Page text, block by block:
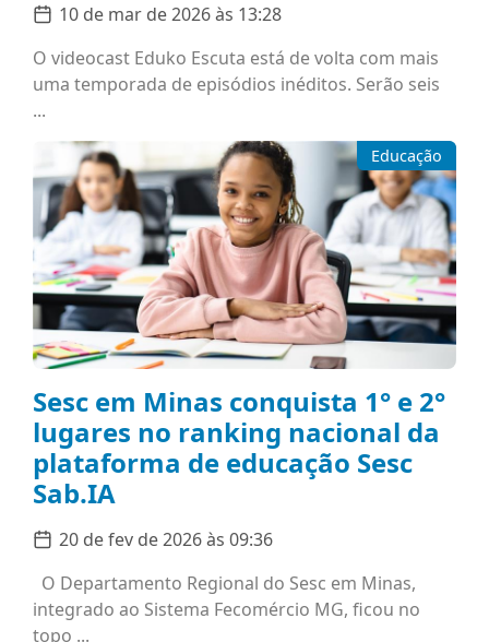
10 de mar de 2026 às 13:28
O videocast Eduko Escuta está de volta com mais
uma temporada de episódios inéditos. Serão seis
...
Educação
Sesc em Minas conquista 1° e 2°
lugares no ranking nacional da
plataforma de educação Sesc
Sab.IA
20 de fev de 2026 às 09:36
O Departamento Regional do Sesc em Minas,
integrado ao Sistema Fecomércio MG, ficou no
topo ...